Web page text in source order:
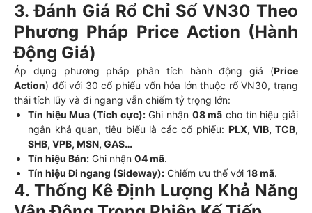
3. Đánh Giá Rổ Chỉ Số VN30 Theo
Phương Pháp Price Action (Hành
Động Giá)
Áp dụng phương pháp phân tích hành động giá (Price
Action) đối với 30 cổ phiếu vốn hóa lớn thuộc rổ VN30, trạng
thái tích lũy và đi ngang vẫn chiếm tỷ trọng lớn:
Tín hiệu Mua (Tích cực):Ghi nhận 08 mã cho tín hiệu giải
ngân khả quan, tiêu biểu là các cổ phiếu: PLX, VIB, TCB,
SHB, VPB, MSN, GAS…
Tín hiệu Bán: Ghi nhận 04 mã.
Tín hiệu Đi ngang (Sideway): Chiếm ưu thế với 18 mã.
4. Thống Kê Định Lượng Khả Năng